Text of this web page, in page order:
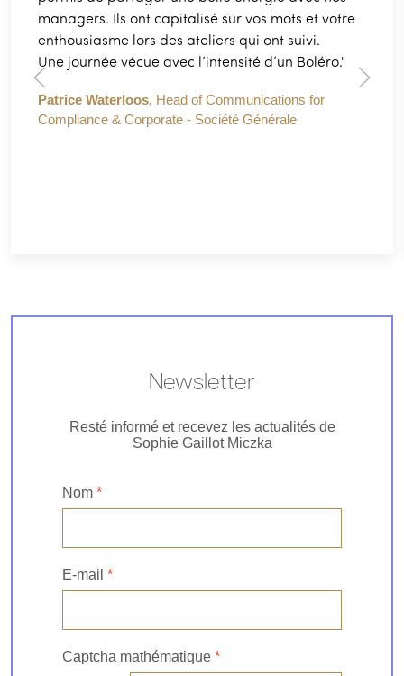
managers. Ils ont capitalisé sur vos mots et votre
enthousiasme lors des ateliers qui ont suivi.
Une journée vécue avec l’intensité d’un Boléro."
Patrice Waterloos, Head of Communications for
Compliance & Corporate - Société Générale
Newsletter
Resté informé et recevez les actualités de
Sophie Gaillot Miczka
Nom *
E-mail *
Captcha mathématique *